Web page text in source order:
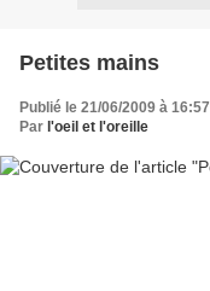
Petites mains
Publié le 21/06/2009 à 16:57
Par l'oeil et l'oreille